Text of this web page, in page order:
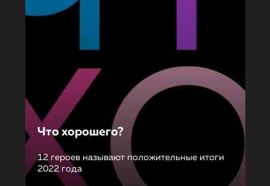
Что хорошего?
12 героев называют положительные итоги
2022 года